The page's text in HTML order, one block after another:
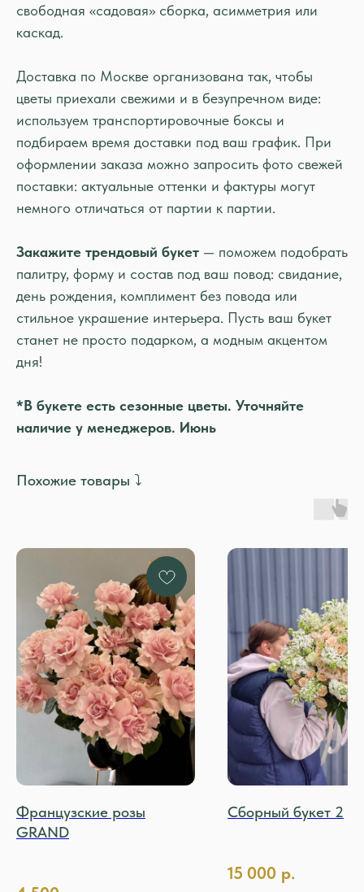
свободная «садовая» сборка, асимметрия или
каскад.
Доставка по Москве организована так, чтобы
цветы приехали свежими и в безупречном виде:
используем транспортировочные боксы и
подбираем время доставки под ваш график. При
оформлении заказа можно запросить фото свежей
поставки: актуальные оттенки и фактуры могут
немного отличаться от партии к партии.
Закажите трендовый букет — поможем подобрать
палитру, форму и состав под ваш повод: свидание,
день рождения, комплимент без повода или
стильное украшение интерьера. Пусть ваш букет
станет не просто подарком, а модным акцентом
дня!
*В букете есть сезонные цветы. Уточняйте
наличие у менеджеров. Июнь
Похожие товары ⤵
Французские розы
GRAND
Сборный букет 2
15 000 р.